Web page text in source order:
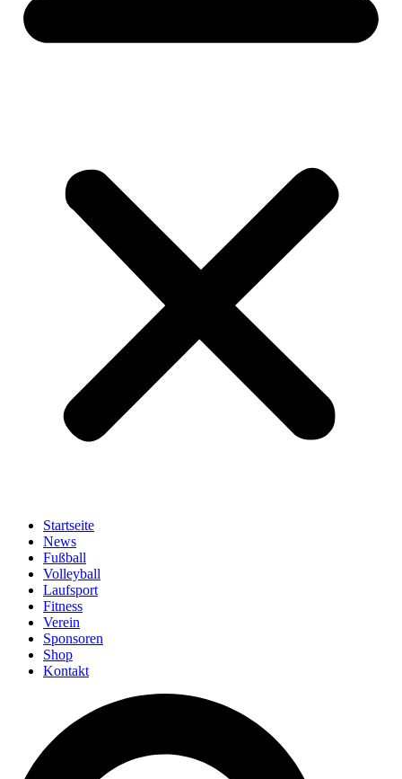
Startseite
News
Fußball
Volleyball
Laufsport
Fitness
Verein
Sponsoren
Shop
Kontakt